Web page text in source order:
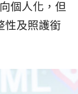
個人化，但
性及照護銜